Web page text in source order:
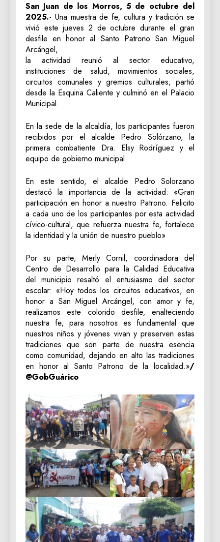
San Juan de los Morros, 5 de octubre del
2025.- Una muestra de fe, cultura y tradición se
vivió este jueves 2 de octubre durante el gran
desfile en honor al Santo Patrono San Miguel
Arcángel,
la actividad reunió al sector educativo,
instituciones de salud, movimientos sociales,
circuitos comunales y gremios culturales, partió
desde la Esquina Caliente y culminó en el Palacio
Municipal.
En la sede de la alcaldía, los participantes fueron
recibidos por el alcalde Pedro Solórzano, la
primera combatiente Dra. Elsy Rodríguez y el
equipo de gobierno municipal.
En este sentido, el alcalde Pedro Solorzano
destacó la importancia de la actividad: «Gran
participación en honor a nuestro Patrono. Felicito
a cada uno de los participantes por esta actividad
cívico-cultural, que refuerza nuestra fe, fortalece
la identidad y la unión de nuestro pueblo»
Por su parte, Merly Cornil, coordinadora del
Centro de Desarrollo para la Calidad Educativa
del municipio resaltó el entusiasmo del sector
escolar: «Hoy todos los circuitos educativos, en
honor a San Miguel Arcángel, con amor y fe,
realizamos este colorido desfile, enalteciendo
nuestra fe, para nosotros es fundamental que
nuestros niños y jóvenes vivan y preserven estas
tradiciones que son parte de nuestra esencia
como comunidad, dejando en alto las tradiciones
en honor al Santo Patrono de la localidad.»/
@GobGuárico